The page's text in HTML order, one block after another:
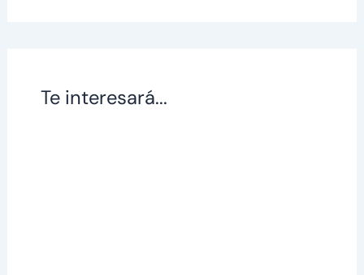
Te interesará...